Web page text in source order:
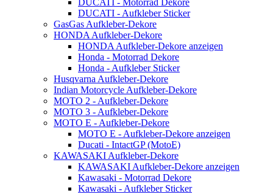
DUCATI - Motorrad Dekore
DUCATI - Aufkleber Sticker
GasGas Aufkleber-Dekore
HONDA Aufkleber-Dekore
HONDA Aufkleber-Dekore anzeigen
Honda - Motorrad Dekore
Honda - Aufkleber Sticker
Husqvarna Aufkleber-Dekore
Indian Motorcycle Aufkleber-Dekore
MOTO 2 - Aufkleber-Dekore
MOTO 3 - Aufkleber-Dekore
MOTO E - Aufkleber-Dekore
MOTO E - Aufkleber-Dekore anzeigen
Ducati - IntactGP (MotoE)
KAWASAKI Aufkleber-Dekore
KAWASAKI Aufkleber-Dekore anzeigen
Kawasaki - Motorrad Dekore
Kawasaki - Aufkleber Sticker